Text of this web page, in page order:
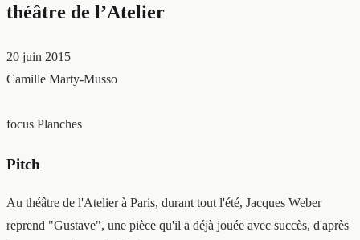
théâtre de l’Atelier
20 juin 2015
Camille Marty-Musso
focus Planches
Pitch
Au théâtre de l'Atelier à Paris, durant tout l'été, Jacques Weber
reprend "Gustave", une pièce qu'il a déjà jouée avec succès, d'après